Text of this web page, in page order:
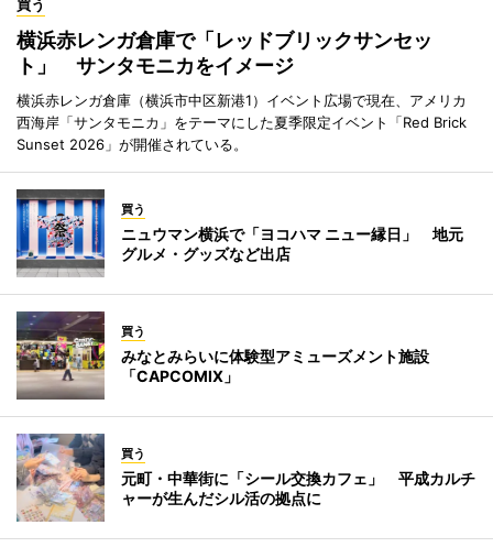
買う
横浜赤レンガ倉庫で「レッドブリックサンセッ
ト」 サンタモニカをイメージ
横浜赤レンガ倉庫（横浜市中区新港1）イベント広場で現在、アメリカ
西海岸「サンタモニカ」をテーマにした夏季限定イベント「Red Brick
Sunset 2026」が開催されている。
買う
ニュウマン横浜で「ヨコハマ ニュー縁日」 地元
グルメ・グッズなど出店
買う
みなとみらいに体験型アミューズメント施設
「CAPCOMIX」
買う
元町・中華街に「シール交換カフェ」 平成カルチ
ャーが生んだシル活の拠点に